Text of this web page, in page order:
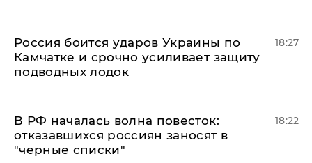
Россия боится ударов Украины по
Камчатке и срочно усиливает защиту
подводных лодок
18:27
​В РФ началась волна повесток:
отказавшихся россиян заносят в
"черные списки"
18:22